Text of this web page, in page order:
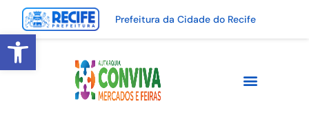
Abrir a barra de ferramentas
Prefeitura da Cidade do Recife